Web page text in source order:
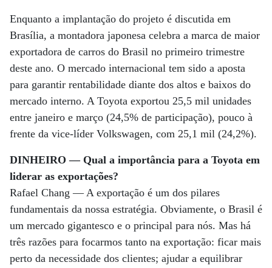
Enquanto a implantação do projeto é discutida em
Brasília, a montadora japonesa celebra a marca de maior
exportadora de carros do Brasil no primeiro trimestre
deste ano. O mercado internacional tem sido a aposta
para garantir rentabilidade diante dos altos e baixos do
mercado interno. A Toyota exportou 25,5 mil unidades
entre janeiro e março (24,5% de participação), pouco à
frente da vice-líder Volkswagen, com 25,1 mil (24,2%).
DINHEIRO — Qual a importância para a Toyota em
liderar as exportações?
Rafael Chang — A exportação é um dos pilares
fundamentais da nossa estratégia. Obviamente, o Brasil é
um mercado gigantesco e o principal para nós. Mas há
três razões para focarmos tanto na exportação: ficar mais
perto da necessidade dos clientes; ajudar a equilibrar